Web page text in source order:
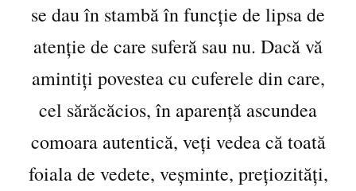
se dau în stambă în funcție de lipsa de
atenție de care suferă sau nu. Dacă vă
amintiți povestea cu cuferele din care,
cel sărăcăcios, în aparență ascundea
comoara autentică, veți vedea că toată
foiala de vedete, veșminte, prețiozități,